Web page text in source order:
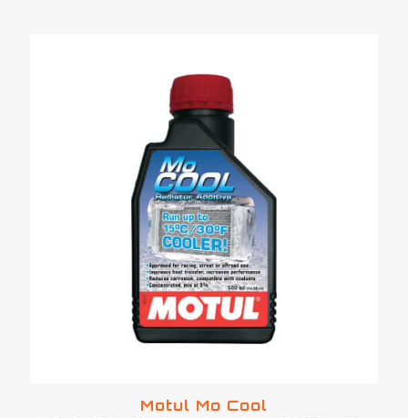
Motul Mo Cool